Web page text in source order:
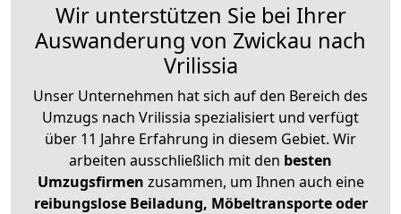
Wir unterstützen Sie bei Ihrer
Auswanderung von Zwickau nach
Vrilissia
Unser Unternehmen hat sich auf den Bereich des
Umzugs nach Vrilissia spezialisiert und verfügt
über 11 Jahre Erfahrung in diesem Gebiet. Wir
arbeiten ausschließlich mit den besten
Umzugsfirmen zusammen, um Ihnen auch eine
reibungslose Beiladung, Möbeltransporte oder